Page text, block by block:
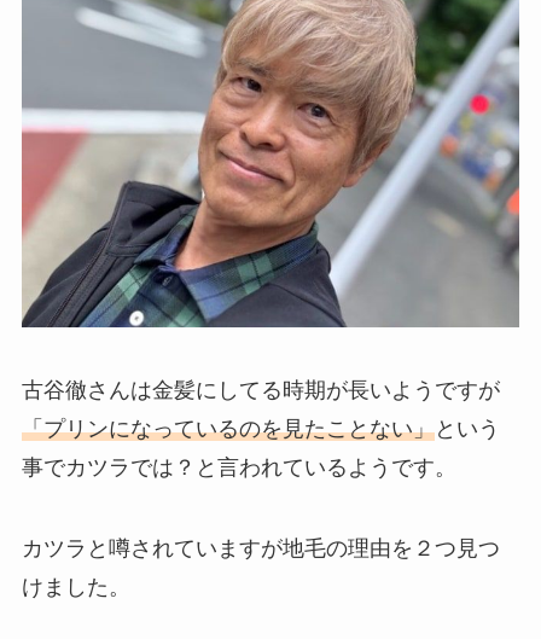
古谷徹さんは金髪にしてる時期が長いようですが
「プリンになっているのを見たことない」という
事でカツラでは？と言われているようです。
カツラと噂されていますが地毛の理由を２つ見つ
けました。